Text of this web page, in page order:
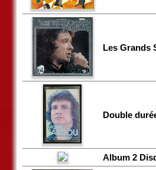
Les Grands
Double
Album 2